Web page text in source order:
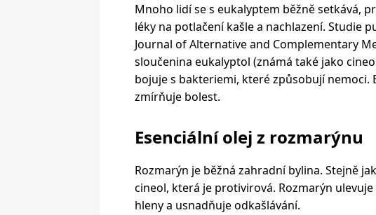
Mnoho lidí se s eukalyptem běžně setkává,
léky na potlačení kašle a nachlazení. Studie
Journal of Alternative and Complementary
sloučenina eukalyptol (známá také jako
bojuje s bakteriemi, které způsobují nemoci.
zmírňuje bolest.
Esenciální olej z rozmarýnu
Rozmarýn je běžná zahradní bylina. Stejně
cineol, která je protivirová. Rozmarýn
hleny a usnadňuje odkašlávání.